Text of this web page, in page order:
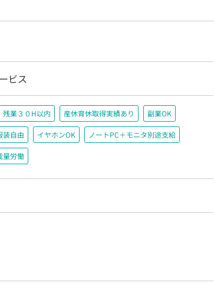
ビス
残業３０H以内 産休育休取得実績あり 副業OK
装自由 イヤホンOK ノートPC＋モニタ別途支給
量労働